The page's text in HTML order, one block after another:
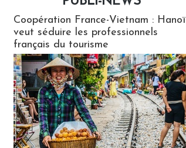
Coopération France-Vietnam : Hanoï
veut séduire les professionnels
français du tourisme